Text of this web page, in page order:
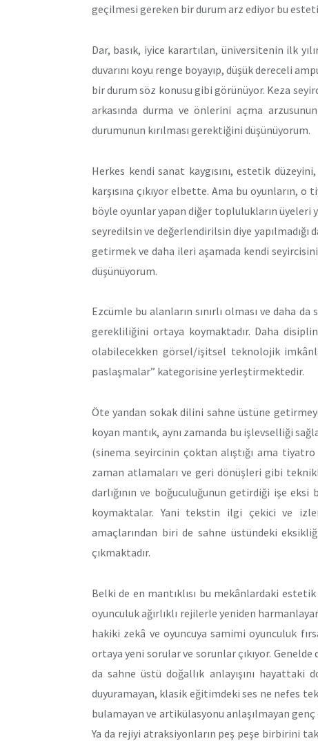
geçilmesi gereken bir durum arz ediyor bu
Dar, basık, iyice karartılan, üniversitenin ilk
duvarını koyu renge boyayıp, düşük dereceli
bir durum söz konusu gibi görünüyor. Keza
arkasında durma ve önlerini açma
durumunun kırılması gerektiğini düşünüyorum.
Herkes kendi sanat kaygısını, estetik
karşısına çıkıyor elbette. Ama bu oyunların,
böyle oyunlar yapan diğer toplulukların
seyredilsin ve değerlendirilsin diye yapılmadığı
getirmek ve daha ileri aşamada kendi
düşünüyorum.
Ezcümle bu alanların sınırlı olması ve daha
gerekliliğini ortaya koymaktadır. Daha
olabilecekken görsel/işitsel teknolojik
paslaşmalar” kategorisine yerleştirmektedir.
Öte yandan sokak dilini sahne üstüne
koyan mantık, aynı zamanda bu işlevselliği
(sinema seyircinin çoktan alıştığı ama
zaman atlamaları ve geri dönüşleri gibi
darlığının ve boğuculuğunun getirdiği işe
koymaktalar. Yani tekstin ilgi çekici ve
amaçlarından biri de sahne üstündeki
çıkmaktadır.
Belki de en mantıklısı bu mekânlardaki
oyunculuk ağırlıklı rejilerle yeniden
hakiki zekâ ve oyuncuya samimi oyunculuk
ortaya yeni sorular ve sorunlar çıkıyor.
da sahne üstü doğallık anlayışını hayattaki
duyuramayan, klasik eğitimdeki ses ne nefes
bulamayan ve artikülasyonu anlaşılmayan
Ya da rejiyi atraksiyonların peş peşe birbirini